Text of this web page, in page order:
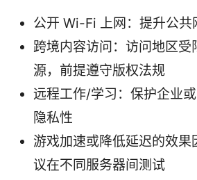
公开 Wi-Fi 上网：提升公共
跨境内容访问：访问地区受
源，前提遵守版权法规
远程工作/学习：保护企业
隐私性
游戏加速或降低延迟的效果
议在不同服务器间测试